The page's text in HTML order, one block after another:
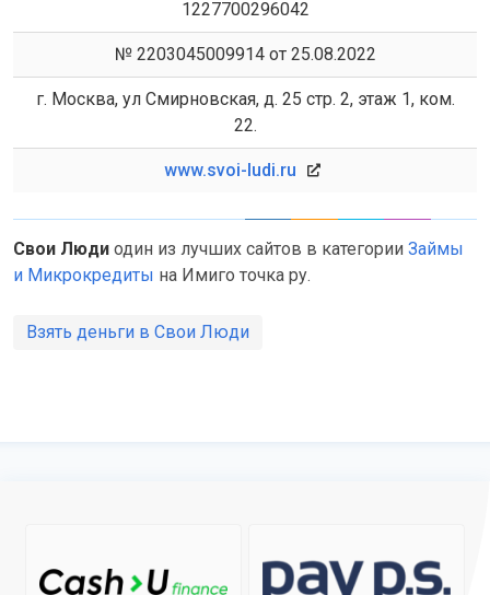
1227700296042
№ 2203045009914 от 25.08.2022
г. Москва, ул Смирновская, д. 25 стр. 2, этаж 1, ком.
22.
www.svoi-ludi.ru
Свои Люди один из лучших сайтов в категории Займы
и Микрокредиты на Имиго точка ру.
Взять деньги в Свои Люди